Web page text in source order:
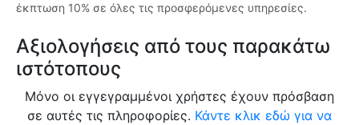
έκπτωση 10% σε όλες τις προσφερόμενες υπηρεσίες.
Αξιολογήσεις από τους παρακάτω
ιστότοπους
Μόνο οι εγγεγραμμένοι χρήστες έχουν πρόσβαση
σε αυτές τις πληροφορίες. Κάντε κλικ εδώ για να